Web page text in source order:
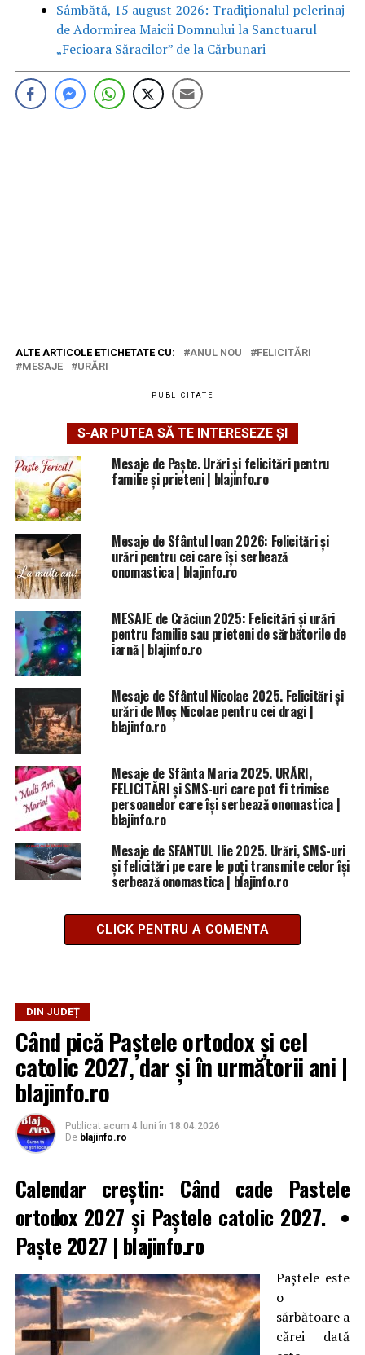
Sâmbătă, 15 august 2026: Tradiționalul pelerinaj
de Adormirea Maicii Domnului la Sanctuarul
„Fecioara Săracilor” de la Cărbunari
ALTE ARTICOLE ETICHETATE CU: ANUL NOU
FELICITĂRI
MESAJE
URĂRI
PUBLICITATE
S-AR PUTEA SĂ TE INTERESEZE ȘI
Mesaje de Paște. Urări și felicitări pentru
familie și prieteni | blajinfo.ro
Mesaje de Sfântul Ioan 2026: Felicitări și
urări pentru cei care își serbează
onomastica | blajinfo.ro
MESAJE de Crăciun 2025: Felicitări și urări
pentru familie sau prieteni de sărbătorile de
iarnă | blajinfo.ro
Mesaje de Sfântul Nicolae 2025. Felicitări și
urări de Moș Nicolae pentru cei dragi |
blajinfo.ro
Mesaje de Sfânta Maria 2025. URĂRI,
FELICITĂRI și SMS-uri care pot fi trimise
persoanelor care își serbează onomastica |
blajinfo.ro
Mesaje de SFANTUL Ilie 2025. Urări, SMS-uri
şi felicitări pe care le poţi transmite celor îşi
serbează onomastica | blajinfo.ro
CLICK PENTRU A COMENTA
DIN JUDEȚ
Când pică Paștele ortodox și cel
catolic 2027, dar și în următorii ani |
blajinfo.ro
Publicat acum 4 luni în 18.04.2026
De blajinfo.ro
Calendar creștin: Când cade Pastele
ortodox 2027 și Paștele catolic 2027. •
Paște 2027 | blajinfo.ro
Paştele este
o
sărbătoare a
cărei dată